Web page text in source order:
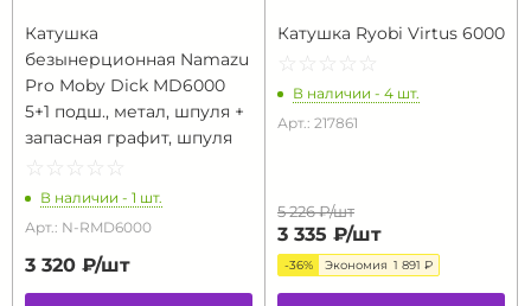
Катушка
безынерционная Namazu
Pro Moby Dick MD6000
5+1 подш., метал, шпуля +
запасная графит, шпуля
☆ ☆ ☆ ☆ ☆
★ ★ ★ ★ ★
В наличии - 1 шт.
Арт.: N-RMD6000
3 320 ₽/шт
Катушка Ryobi Virtus 6000
☆ ☆ ☆ ☆ ☆
★ ★ ★ ★ ★
В наличии - 4 шт.
Арт.: 217861
5 226 ₽/шт
3 335 ₽/шт
-36% Экономия 1 891 ₽